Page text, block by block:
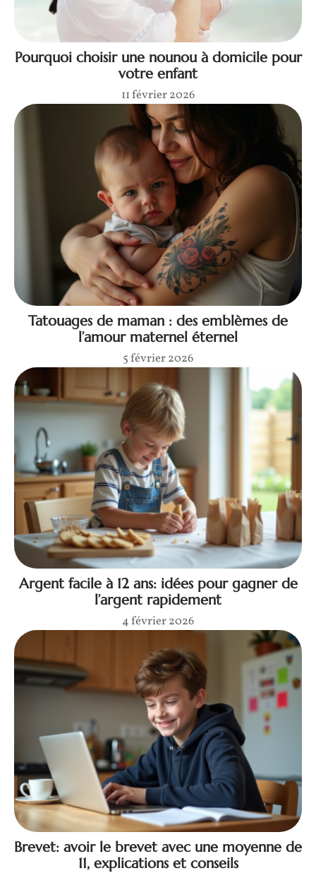
Pourquoi choisir une nounou à domicile pour
votre enfant
11 février 2026
Tatouages de maman : des emblèmes de
l’amour maternel éternel
5 février 2026
Argent facile à 12 ans: idées pour gagner de
l’argent rapidement
4 février 2026
Brevet: avoir le brevet avec une moyenne de
11, explications et conseils